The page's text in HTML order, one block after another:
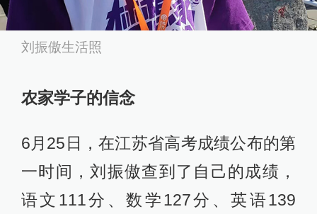
刘振傲生活照
农家学子的信念
6月25日，在江苏省高考成绩公布的第
一时间，刘振傲查到了自己的成绩，
语文111分、数学127分、英语139